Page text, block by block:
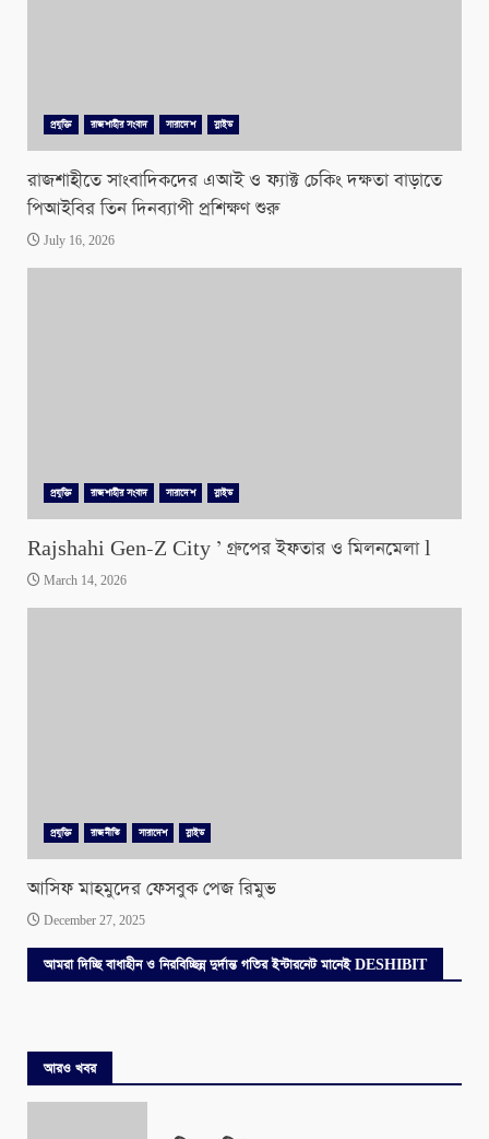
প্রযুক্তি রাজশাহীর সংবাদ সারাদেশ স্লাইড
রাজশাহীতে সাংবাদিকদের এআই ও ফ্যাক্ট চেকিং দক্ষতা বাড়াতে
পিআইবির তিন দিনব্যাপী প্রশিক্ষণ শুরু
July 16, 2026
প্রযুক্তি রাজশাহীর সংবাদ সারাদেশ স্লাইড
Rajshahi Gen-Z City ’ গ্রুপের ইফতার ও মিলনমেলা l
March 14, 2026
প্রযুক্তি রাজনীতি সারাদেশ স্লাইড
আসিফ মাহমুদের ফেসবুক পেজ রিমুভ
December 27, 2025
আমরা দিচ্ছি বাধাহীন ও নিরবিচ্ছিন্ন দুর্দান্ত গতির ইন্টারনেট মানেই DESHIBIT
আরও খবর